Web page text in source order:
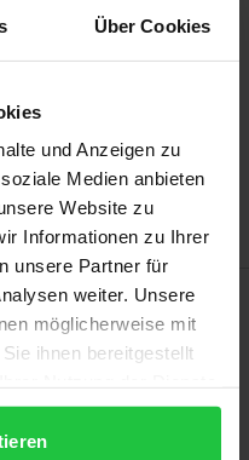
Über Cookies
und Anzeigen zu
Medien anbieten
Website zu
Informationen zu Ihrer
unsere Partner für
weiter. Unsere
möglicherweise mit
ihnen bereitgestellt
the delivery address, VAT
differences, all
equal rights